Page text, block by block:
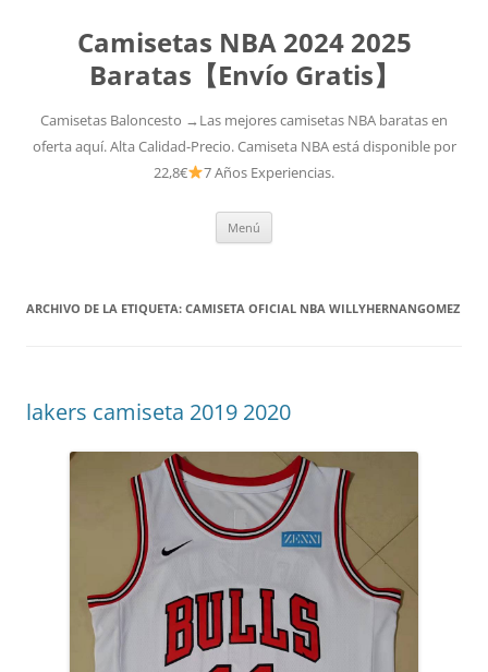
Camisetas NBA 2024 2025
Baratas【Envío Gratis】
Camisetas Baloncesto →Las mejores camisetas NBA baratas en
oferta aquí. Alta Calidad-Precio. Camiseta NBA está disponible por
22,8€
7 Años Experiencias.
Menú
ARCHIVO DE LA ETIQUETA: CAMISETA OFICIAL NBA WILLYHERNANGOMEZ
lakers camiseta 2019 2020